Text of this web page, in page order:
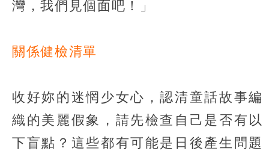
灣，我們見個面吧！」
關係健檢清單
收好妳的迷惘少女心，認清童話故事編
織的美麗假象，請先檢查自己是否有以
下盲點？這些都有可能是日後產生問題